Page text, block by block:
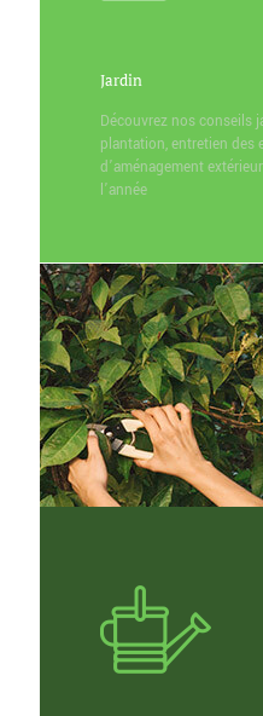
Jardin
Découvrez nos conseils
plantation, entretien des
d’aménagement
l’année